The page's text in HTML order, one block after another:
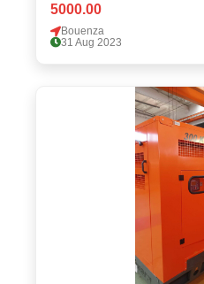
5000.00
Bouenza
31 Aug 2023